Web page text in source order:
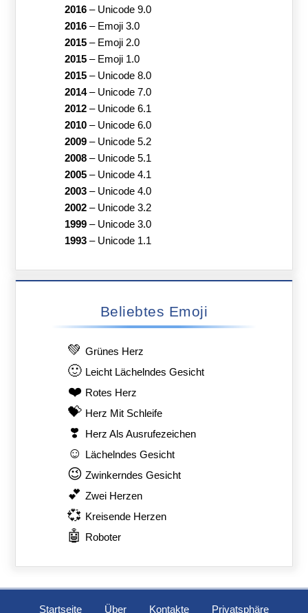
2016– Unicode 9.0
2016– Emoji 3.0
2015– Emoji 2.0
2015– Emoji 1.0
2015– Unicode 8.0
2014– Unicode 7.0
2012– Unicode 6.1
2010– Unicode 6.0
2009– Unicode 5.2
2008– Unicode 5.1
2005– Unicode 4.1
2003– Unicode 4.0
2002– Unicode 3.2
1999– Unicode 3.0
1993– Unicode 1.1
Beliebtes Emoji
💚 Grünes Herz
🙂 Leicht Lächelndes Gesicht
❤️ Rotes Herz
💝 Herz Mit Schleife
❣️ Herz Als Ausrufezeichen
☺️ Lächelndes Gesicht
😉 Zwinkerndes Gesicht
💕 Zwei Herzen
💞 Kreisende Herzen
🤖 Roboter
Startseite Über Kontakte Privatsphäre